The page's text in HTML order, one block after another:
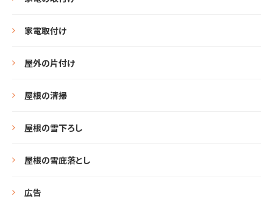
家電取付け
屋外の片付け
屋根の清掃
屋根の雪下ろし
屋根の雪庇落とし
広告